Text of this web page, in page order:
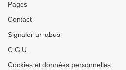
Pages
Contact
Signaler un abus
C.G.U.
Cookies et données personnelles